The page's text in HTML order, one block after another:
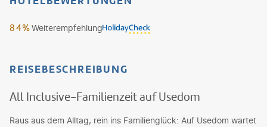
Weiterempfehlung
84%
REISEBESCHREIBUNG
All Inclusive-Familienzeit auf Usedom
Raus aus dem Alltag, rein ins Familienglück: Auf Usedom wartet